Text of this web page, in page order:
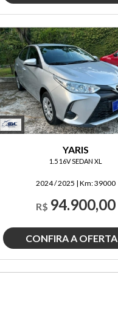
YARIS
1.5 16V SEDAN XL
2024 / 2025 |Km:39000
R$ 94.900,00
CONFIRA A OFERTA